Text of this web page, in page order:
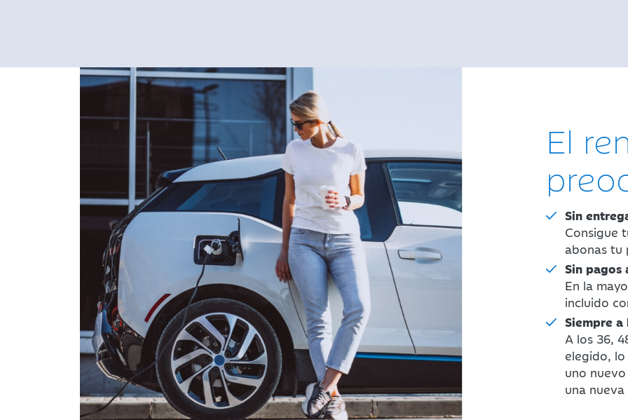
El
Sin
Consigue
abonas tu
Sin pagos
En la
incluido
Siempre
A los 36,
elegido,
uno
una